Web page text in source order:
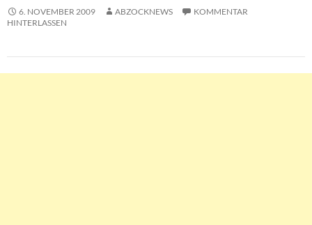
6. NOVEMBER 2009 ABZOCKNEWS
KOMMENTAR
HINTERLASSEN